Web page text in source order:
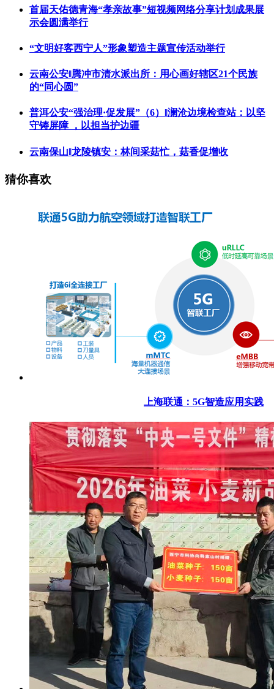
首届天佑德青海“孝亲故事”短视频网络分享计划成果展
示会圆满举行
“文明好客西宁人”形象塑造主题宣传活动举行
云南公安‖腾冲市清水派出所：用心画好辖区21个民族
的“同心圆”
普洱公安“强治理·促发展”（6）‖澜沧边境检查站：以坚
守铸屏障 ，以担当护边疆
云南保山‖龙陵镇安：林间采菇忙，菇香促增收
猜你喜欢
上海联通：5G智造应用实践